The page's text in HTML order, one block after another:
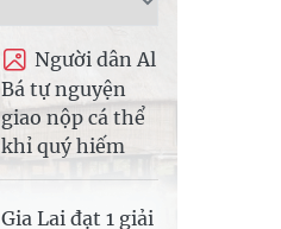
Người dân Al
Bá tự nguyện
giao nộp cá thể
khỉ quý hiếm
Gia Lai đạt 1 giải